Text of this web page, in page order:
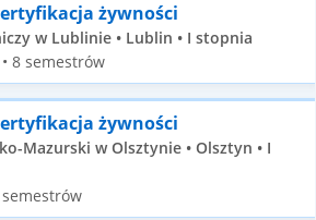
żywności
w Lublinie • Lublin • I stopnia
8 semestrów
żywności
Mazurski w Olsztynie • Olsztyn • I